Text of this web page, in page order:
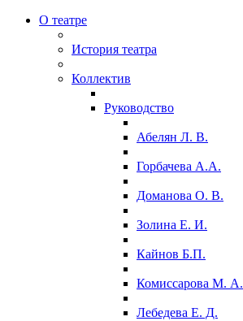
О театре
История театра
Коллектив
Руководство
Абелян Л. В.
Горбачева А.А.
Доманова О. В.
Золина Е. И.
Кайнов Б.П.
Комиссарова М. А.
Лебедева Е. Д.